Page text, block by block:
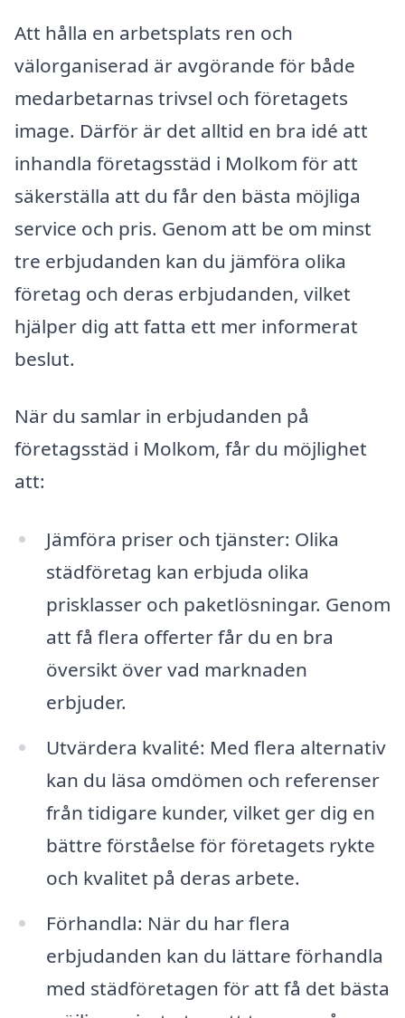
Att hålla en arbetsplats ren och
välorganiserad är avgörande för både
medarbetarnas trivsel och företagets
image. Därför är det alltid en bra idé att
inhandla företagsstäd i Molkom för att
säkerställa att du får den bästa möjliga
service och pris. Genom att be om minst
tre erbjudanden kan du jämföra olika
företag och deras erbjudanden, vilket
hjälper dig att fatta ett mer informerat
beslut.
När du samlar in erbjudanden på
företagsstäd i Molkom, får du möjlighet
att:
Jämföra priser och tjänster: Olika
städföretag kan erbjuda olika
prisklasser och paketlösningar. Genom
att få flera offerter får du en bra
översikt över vad marknaden
erbjuder.
Utvärdera kvalité: Med flera alternativ
kan du läsa omdömen och referenser
från tidigare kunder, vilket ger dig en
bättre förståelse för företagets rykte
och kvalitet på deras arbete.
Förhandla: När du har flera
erbjudanden kan du lättare förhandla
med städföretagen för att få det bästa